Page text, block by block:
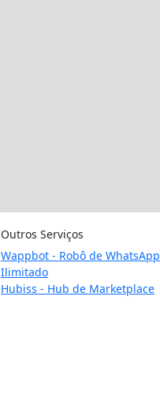
Outros Serviços
Wappbot - Robô de WhatsApp
Ilimitado
Hubiss - Hub de Marketplace